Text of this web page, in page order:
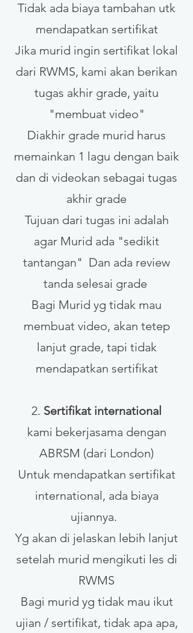
Tidak ada biaya tambahan utk
mendapatkan sertifikat
Jika murid ingin sertifikat lokal
dari RWMS, kami akan berikan
tugas akhir grade, yaitu
"membuat video"
Diakhir grade murid harus
memainkan 1 lagu dengan baik
dan di videokan sebagai tugas
akhir grade
Tujuan dari tugas ini adalah
agar Murid ada "sedikit
tantangan" Dan ada review
tanda selesai grade
Bagi Murid yg tidak mau
membuat video, akan tetep
lanjut grade, tapi tidak
mendapatkan sertifikat
2. Sertifikat international
kami bekerjasama dengan
ABRSM (dari London)
Untuk mendapatkan sertifikat
international, ada biaya
ujiannya.
Yg akan di jelaskan lebih lanjut
setelah murid mengikuti les di
RWMS
Bagi murid yg tidak mau ikut
ujian / sertifikat, tidak apa apa,